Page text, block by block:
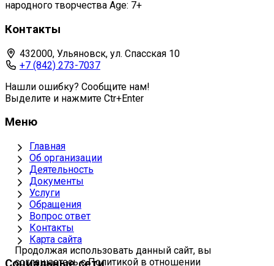
народного творчества Age: 7+
Контакты
432000, Ульяновск, ул. Спасская 10
+7 (842) 273-7037
Нашли ошибку? Сообщите нам!
Выделите и нажмите Ctr+Enter
Меню
Главная
Об организации
Деятельность
Документы
Услуги
Обращения
Вопрос ответ
Контакты
Карта сайта
Продолжая использовать данный сайт, вы
соглашаетесь с Политикой в отношении